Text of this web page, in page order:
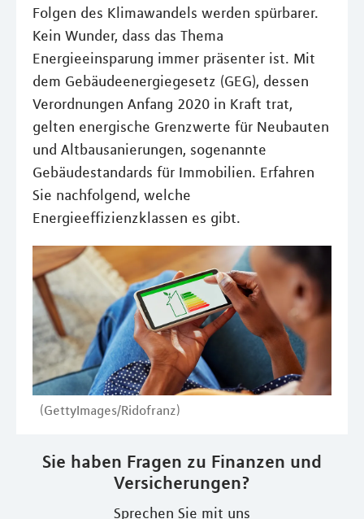
Folgen des Klimawandels werden spürbarer.
Kein Wunder, dass das Thema
Energieeinsparung immer präsenter ist. Mit
dem Gebäudeenergiegesetz (GEG), dessen
Verordnungen Anfang 2020 in Kraft trat,
gelten energische Grenzwerte für Neubauten
und Altbausanierungen, sogenannte
Gebäudestandards für Immobilien. Erfahren
Sie nachfolgend, welche
Energieeffizienzklassen es gibt.
(GettyImages/Ridofranz)
Sie haben Fragen zu Finanzen und
Versicherungen?
Sprechen Sie mit uns